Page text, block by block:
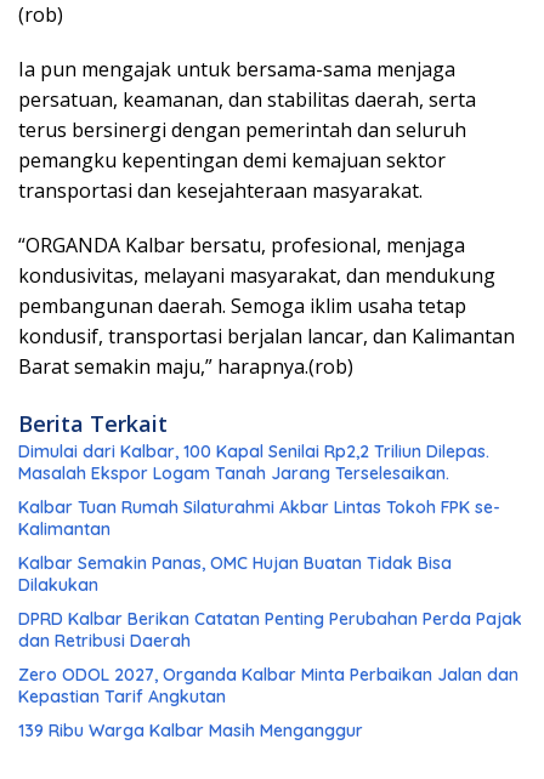
(rob)
Ia pun mengajak untuk bersama-sama menjaga
persatuan, keamanan, dan stabilitas daerah, serta
terus bersinergi dengan pemerintah dan seluruh
pemangku kepentingan demi kemajuan sektor
transportasi dan kesejahteraan masyarakat.
“ORGANDA Kalbar bersatu, profesional, menjaga
kondusivitas, melayani masyarakat, dan mendukung
pembangunan daerah. Semoga iklim usaha tetap
kondusif, transportasi berjalan lancar, dan Kalimantan
Barat semakin maju,” harapnya.(rob)
Berita Terkait
Dimulai dari Kalbar, 100 Kapal Senilai Rp2,2 Triliun Dilepas.
Masalah Ekspor Logam Tanah Jarang Terselesaikan.
Kalbar Tuan Rumah Silaturahmi Akbar Lintas Tokoh FPK se-
Kalimantan
Kalbar Semakin Panas, OMC Hujan Buatan Tidak Bisa
Dilakukan
DPRD Kalbar Berikan Catatan Penting Perubahan Perda Pajak
dan Retribusi Daerah
Zero ODOL 2027, Organda Kalbar Minta Perbaikan Jalan dan
Kepastian Tarif Angkutan
139 Ribu Warga Kalbar Masih Menganggur